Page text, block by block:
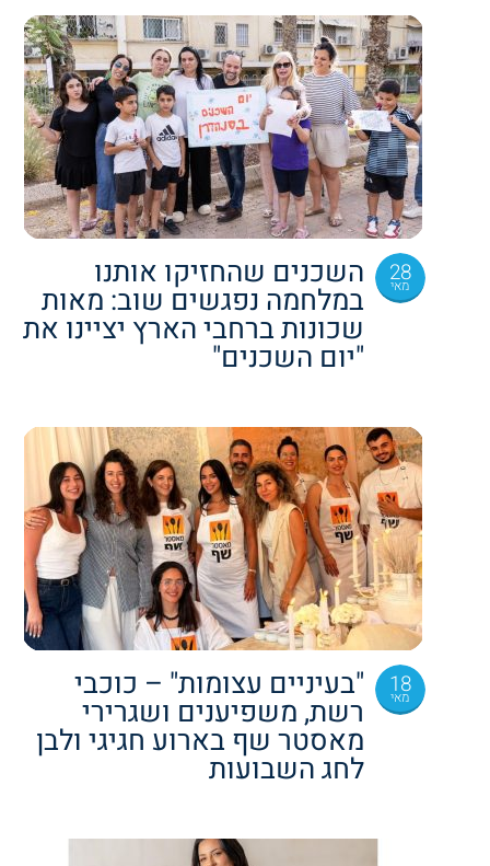
28
מאי השכנים שהחזיקו אותנו
במלחמה נפגשים שוב: מאות
שכונות ברחבי הארץ יציינו את
"יום השכנים"
18
מאי "בעיניים עצומות" – כוכבי
רשת, משפיענים ושגרירי
מאסטר שף בארוע חגיגי ולבן
לחג השבועות